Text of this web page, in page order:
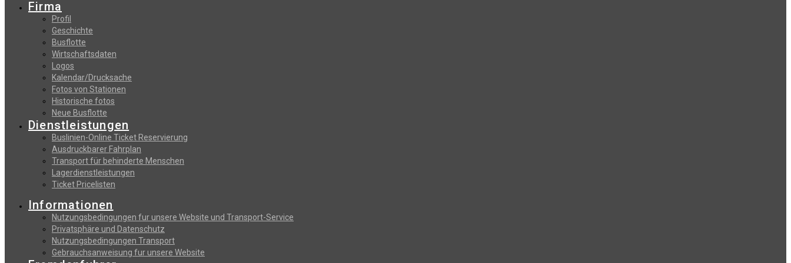
Firma
Profil
Geschichte
Busflotte
Wirtschaftsdaten
Logos
Kalendar/Drucksache
Fotos von Stationen
Historische fotos
Neue Busflotte
Dienstleistungen
Buslinien-Online Ticket Reservierung
Αusdruckbarer Fahrplan
Transport für behinderte Menschen
Lagerdienstleistungen
Ticket Pricelisten
Informationen
Nutzungsbedingungen fur unsere Website und Transport-Service
Privatsphäre und Datenschutz
Nutzungsbedingungen Transport
Gebrauchsanweisung fur unsere Website